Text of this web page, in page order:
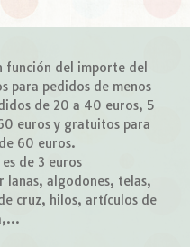
función del importe del
para pedidos de menos
de 20 a 40 euros, 5
euros y gratuitos para
60 euros.
de 3 euros
lanas, algodones, telas,
cruz, hilos, artículos de